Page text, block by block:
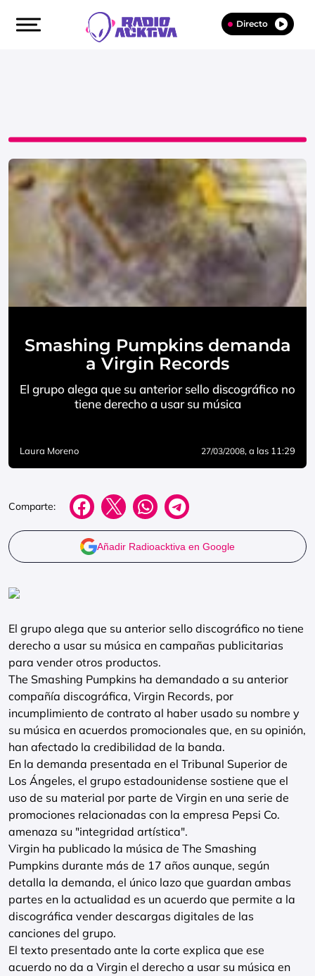
Directo
Smashing Pumpkins demanda
a Virgin Records
El grupo alega que su anterior sello discográfico no
tiene derecho a usar su música
Laura Moreno 27/03/2008, a las 11:29
Comparte:
Añadir Radioacktiva en Google
El grupo alega que su anterior sello discográfico no tiene
derecho a usar su música en campañas publicitarias
para vender otros productos.
The Smashing Pumpkins ha demandado a su anterior
compañía discográfica, Virgin Records, por
incumplimiento de contrato al haber usado su nombre y
su música en acuerdos promocionales que, en su opinión,
han afectado la credibilidad de la banda.
En la demanda presentada en el Tribunal Superior de
Los Ángeles, el grupo estadounidense sostiene que el
uso de su material por parte de Virgin en una serie de
promociones relacionadas con la empresa Pepsi Co.
amenaza su "integridad artística".
Virgin ha publicado la música de The Smashing
Pumpkins durante más de 17 años aunque, según
detalla la demanda, el único lazo que guardan ambas
partes en la actualidad es un acuerdo que permite a la
discográfica vender descargas digitales de las
canciones del grupo.
El texto presentado ante la corte explica que ese
acuerdo no da a Virgin el derecho a usar su música en